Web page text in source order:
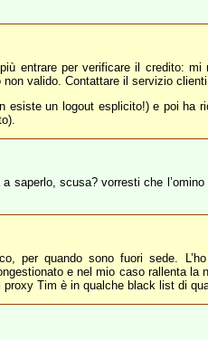
entrare per verificare il credito:
valido. Contattare il servizio
un logout esplicito!) e poi ha
scusa? vorresti che
per quando sono fuori sede.
e nel mio caso rallenta
Tim è in qualche black list di